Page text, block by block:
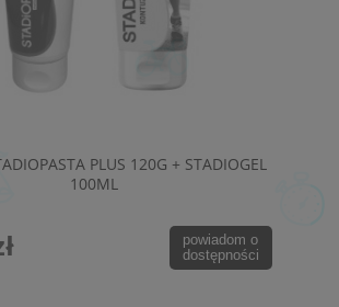
PLUS 120G + STADIOGEL
100ML
powiadom o
dostępności